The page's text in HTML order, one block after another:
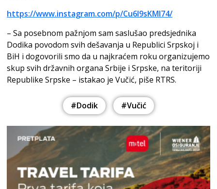
https://www.instagram.com/p/Cu6l9sKMI74/
– Sa posebnom pažnjom sam saslušao predsjednika
Dodika povodom svih dešavanja u Republici Srpskoj i
BiH i dogovorili smo da u najkraćem roku organizujemo
skup svih državnih organa Srbije i Srpske, na teritoriji
Republike Srpske – istakao je Vučić, piše RTRS.
#Dodik #Vučić